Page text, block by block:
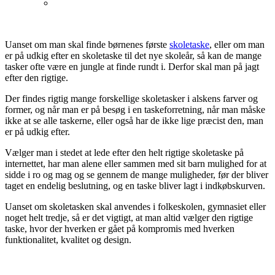
Uanset om man skal finde børnenes første skoletaske, eller om man
er på udkig efter en skoletaske til det nye skoleår, så kan de mange
tasker ofte være en jungle at finde rundt i. Derfor skal man på jagt
efter den rigtige.
Der findes rigtig mange forskellige skoletasker i alskens farver og
former, og når man er på besøg i en taskeforretning, når man måske
ikke at se alle taskerne, eller også har de ikke lige præcist den, man
er på udkig efter.
Vælger man i stedet at lede efter den helt rigtige skoletaske på
internettet, har man alene eller sammen med sit barn mulighed for at
sidde i ro og mag og se gennem de mange muligheder, før der bliver
taget en endelig beslutning, og en taske bliver lagt i indkøbskurven.
Uanset om skoletasken skal anvendes i folkeskolen, gymnasiet eller
noget helt tredje, så er det vigtigt, at man altid vælger den rigtige
taske, hvor der hverken er gået på kompromis med hverken
funktionalitet, kvalitet og design.